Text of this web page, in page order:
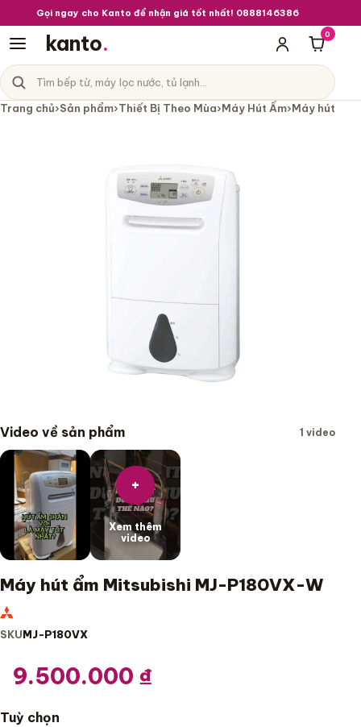
Gọi ngay cho Kanto để nhận giá tốt nhất! 0888146386
kanto.
Tìm sản phẩm
Danh mục sản phẩm
Giỏ
0
Máy hút ẩm Mitsubishi MJ-P180VX-
Trang chủ›Sản phẩm›Thiết Bị Theo Mùa›Máy Hút Ẩm›Máy hút ẩm
Video về sản phẩm 1 video
+
Xem thêm
video
Máy hút ẩm Mitsubishi MJ-P180VX-W
SKUMJ-P180VX
9.500.000 ₫
Tuỳ chọn